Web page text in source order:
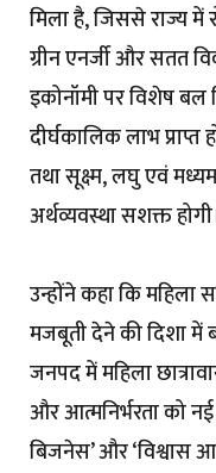
मिला है, जिससे राज्य
ग्रीन एनर्जी और सतत
इकोनॉमी पर विशेष बल
दीर्घकालिक लाभ
तथा सूक्ष्म, लघु एवं मध्यम
अर्थव्यवस्था सशक्त
उन्होंने कहा कि
मजबूती देने की दिशा में
जनपद में महिला
और आत्मनिर्भरता को
बिजनेस’ और ‘विश्वास